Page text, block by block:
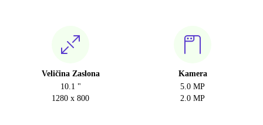
Veličina Zaslona
10.1 "
1280 x 800
Kamera
5.0 MP
2.0 MP